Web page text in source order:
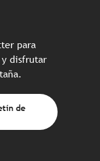
para
disfrutar
de